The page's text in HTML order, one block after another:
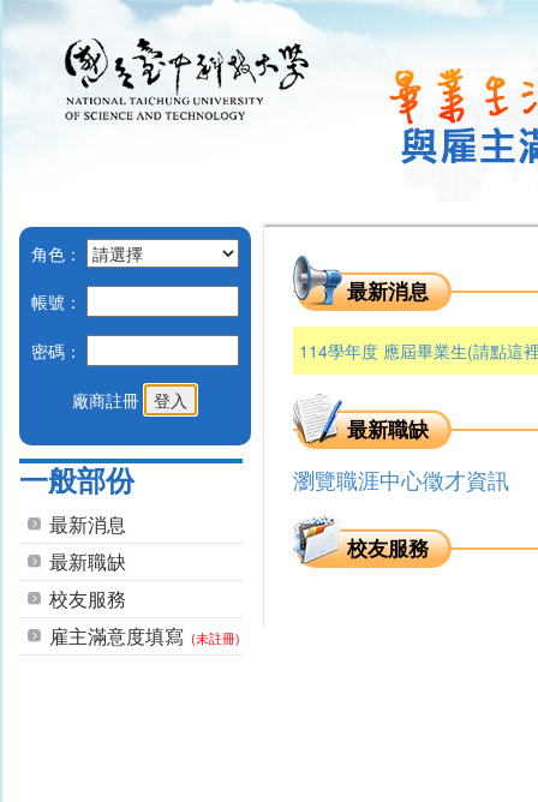
角色：
帳號：
密碼：
廠商註冊
一般部份
最新消息
最新職缺
校友服務
雇主滿意度填寫 (未註冊)
最新消息
114學年度 應屆畢業生(請點這
最新職缺
瀏覽職涯中心徵才資訊
校友服務